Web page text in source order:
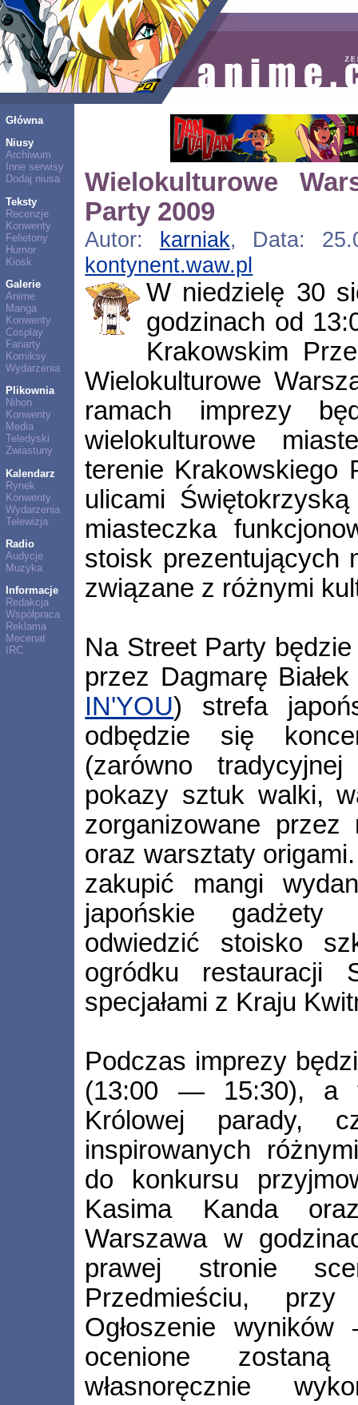
Główna
Niusy
Archiwum
Inne serwisy
Dodaj niusa
Teksty
Recenzje
Konwenty
Felietony
Humor
Kiosk
Galerie
Anime
Manga
Konwenty
Cosplay
Fanarty
Komiksy
Wydarzenia
Plikownia
Nihon
Konwenty
Media
Teledyski
Zwiastuny
Kalendarz
Rynek
Konwenty
Wydarzenia
Telewizja
Radio
Audycje
Muzyka
Informacje
Redakcja
Współpraca
Reklama
Mecenat
IRC
Wielokulturowe
Party 2009
Autor: karniak, Data:
kontynent.waw.pl
W niedzielę 30
godzinach od
Krakowskim
Wielokulturowe
ramach imprezy
wielokulturowe
terenie Krakowskiego
ulicami
miasteczka
stoisk prezentujących
związane z różnymi
Na Street Party
przez Dagmarę
IN'YOU) strefa
odbędzie się
(zarówno
pokazy sztuk walki,
zorganizowane przez
oraz warsztaty
zakupić mangi
japońskie
odwiedzić stoisko
ogródku restauracji
specjałami z Kraju
Podczas imprezy
(13:00 — 15:30), a
Królowej parady,
inspirowanych
do konkursu
Kasima Kanda
Warszawa w
prawej stronie
Przedmieściu,
Ogłoszenie
ocenione zostaną
własnoręcznie